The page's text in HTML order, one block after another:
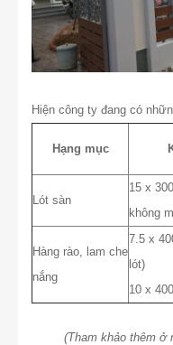
Hiện công ty đang có
Hạng mục
Lót sàn
15 x
không
Hàng rào, lam che
nắng
7.5 x
lót)
10 x
(Tham khảo thêm ở